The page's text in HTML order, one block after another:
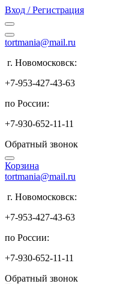
Вход / Регистрация
tortmania@mail.ru
г. Новомосковск:
+7-953-427-43-63
по России:
+7-930-652-11-11
Обратный звонок
Корзина
tortmania@mail.ru
г. Новомосковск:
+7-953-427-43-63
по России:
+7-930-652-11-11
Обратный звонок